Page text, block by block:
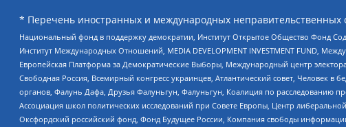
* Перечень иностранных и международных неправительственных
Национальный фонд в поддержку демократии, Институт Открытое Общество Фонд
Институт Международных Отношений, MEDIA DEVELOPMENT INVESTMENT FUND,
Европейская Платформа за Демократические Выборы, Международный центр
Свободная Россия, Всемирный конгресс украинцев, Атлантический совет, Человек
органов, Фалунь Дафа, Друзья Фалуньгун, Фалуньгун, Коалиция по расследованию
Ассоциация школ политических исследований при Совете Европы, Центр
Оксфордский российский фонд, Фонд Будущее России, Компания свободы